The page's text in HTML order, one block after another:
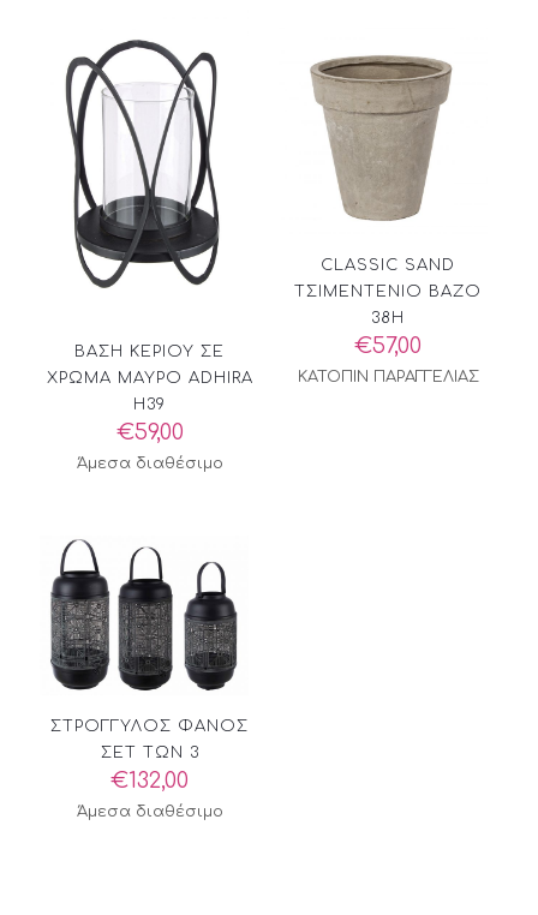
ΒΑΣΗ ΚΕΡΙΟΥ ΣΕ
ΧΡΩΜΑ ΜΑΥΡΟ ADHIRA
H39
€59,00
Άμεσα διαθέσιμο
CLASSIC SAND
ΤΣΙΜΕΝΤΕΝΙΟ ΒΑΖΟ
38H
€57,00
ΚΑΤΟΠΙΝ ΠΑΡΑΓΓΕΛΙΑΣ
ΣΤΡΟΓΓΥΛΟΣ ΦΑΝΟΣ
ΣΕΤ ΤΩΝ 3
€132,00
Άμεσα διαθέσιμο